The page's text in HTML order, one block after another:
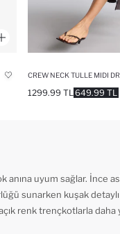
CREW NECK TULLE MIDI
649.99 TL
1299.99 TL
uyum sağlar. İnce
sunarken kuşak
renk trençkotlarla daha